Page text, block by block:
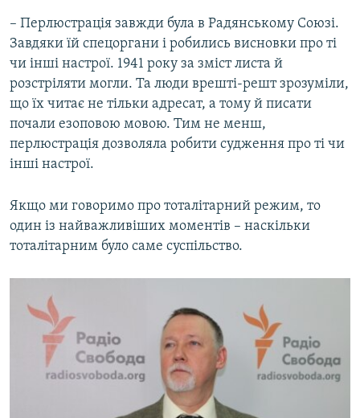
– Перлюстрація завжди була в Радянському Союзі.
Завдяки їй спецоргани і робились висновки про ті
чи інші настрої. 1941 року за зміст листа й
розстріляти могли. Та люди врешті-решт зрозуміли,
що їх читає не тільки адресат, а тому й писати
почали езоповою мовою. Тим не менш,
перлюстрація дозволяла робити судження про ті чи
інші настрої.
Якщо ми говоримо про тоталітарний режим, то
один із найважливіших моментів – наскільки
тоталітарним було саме суспільство.